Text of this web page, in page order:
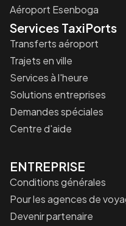
Aéroport Esenboga
Services TaxiPorts
Transferts aéroport
Trajets en ville
Services à l'heure
Solutions entreprises
Demandes spéciales
Centre d'aide
ENTREPRISE
Conditions générales
Pour les agences de
Devenir partenaire